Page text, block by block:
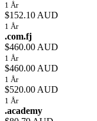
1 År
$152.10 AUD
1 År
.com.fj
$460.00 AUD
1 År
$460.00 AUD
1 År
$520.00 AUD
1 År
.academy